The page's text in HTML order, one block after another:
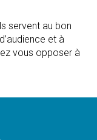
servent au bon
et à
vous opposer à